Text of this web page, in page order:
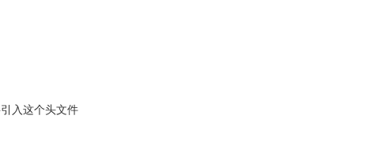
入这个头文件